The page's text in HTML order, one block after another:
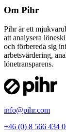
Om Pihr
Pihr är ett
att analysera
och förbereda sig
arbetsvärdering,
lönetransparens.
info@pihr.com
+46 (0) 8 566 434